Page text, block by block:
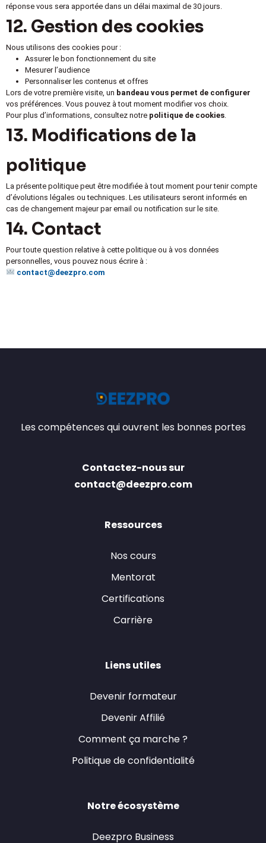
réponse vous sera apportée dans un délai maximal de 30 jours.
12. Gestion des cookies
Nous utilisons des cookies pour :
Assurer le bon fonctionnement du site
Mesurer l’audience
Personnaliser les contenus et offres
Lors de votre première visite, un bandeau vous permet de configurer
vos préférences. Vous pouvez à tout moment modifier vos choix.
Pour plus d’informations, consultez notre politique de cookies.
13. Modifications de la
politique
La présente politique peut être modifiée à tout moment pour tenir compte
d’évolutions légales ou techniques. Les utilisateurs seront informés en
cas de changement majeur par email ou notification sur le site.
14. Contact
Pour toute question relative à cette politique ou à vos données
personnelles, vous pouvez nous écrire à :
contact@deezpro.com
Les compétences qui ouvrent les bonnes portes
Contactez-nous sur
contact@deezpro.com
Ressources
Nos cours
Mentorat
Certifications
Carrière
Liens utiles
Devenir formateur
Devenir Affilié
Comment ça marche ?
Politique de confidentialité
Notre écosystème
Deezpro Business